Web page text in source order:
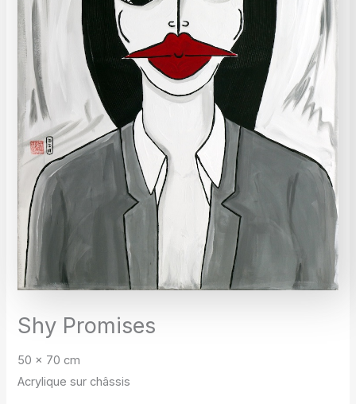
Shy Promises
50 x 70 cm
Acrylique sur châssis